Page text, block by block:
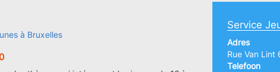
Service
Adres
Rue Van Lint
Telefoon
à Bruxelles